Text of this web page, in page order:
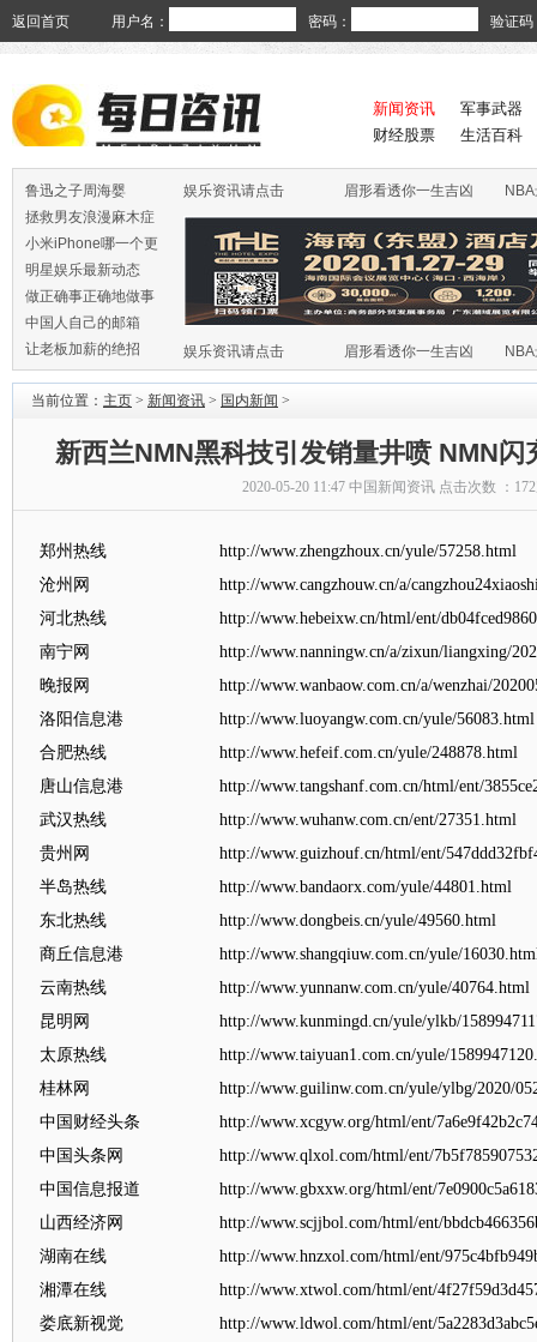
返回首页 用户名： 密码： 验证码
新闻资讯
财经股票
军事武器
生活百科
鲁迅之子周海婴
拯救男友浪漫麻木症
小米iPhone哪一个更
火
明星娱乐最新动态
做正确事正确地做事
中国人自己的邮箱
让老板加薪的绝招
娱乐资讯请点击 眉形看透你一生吉凶
娱乐资讯请点击 眉形看透你一生吉凶
当前位置： 主页 > 新闻资讯 > 国内新闻 >
新西兰NMN黑科技引发销量井喷 NMN闪
2020-05-20 11:47 中国新闻资讯点击次数 ：
郑州热线
http://www.zhengzhoux.cn/yule/57258.html
沧州网
http://www.cangzhouw.cn/a/
河北热线
http://www.hebeixw.cn/html/ent/
南宁网
http://www.nanningw.cn/a/zixun/liangxing/
晚报网
http://www.wanbaow.com.cn/a/wenzhai/
洛阳信息港
http://www.luoyangw.com.cn/yule/56083.html
合肥热线
http://www.hefeif.com.cn/yule/248878.html
唐山信息港
http://www.tangshanf.com.cn/html/ent/
武汉热线
http://www.wuhanw.com.cn/ent/27351.html
贵州网
http://www.guizhouf.cn/html/ent/
半岛热线
http://www.bandaorx.com/yule/44801.html
东北热线
http://www.dongbeis.cn/yule/49560.html
商丘信息港
http://www.shangqiuw.com.cn/yule/
云南热线
http://www.yunnanw.com.cn/yule/40764.html
昆明网
http://www.kunmingd.cn/yule/ylkb/
太原热线
http://www.taiyuan1.com.cn/yule/
桂林网
http://www.guilinw.com.cn/yule/ylbg/2020/
中国财经头条
http://www.xcgyw.org/html/ent/
中国头条网
http://www.qlxol.com/html/ent/
中国信息报道
http://www.gbxxw.org/html/ent/
山西经济网
http://www.scjjbol.com/html/ent/
湖南在线
http://www.hnzxol.com/html/ent/
湘潭在线
http://www.xtwol.com/html/ent/
娄底新视觉
http://www.ldwol.com/html/ent/